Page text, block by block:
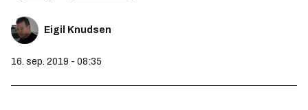
Eigil Knudsen
16. sep. 2019 - 08:35